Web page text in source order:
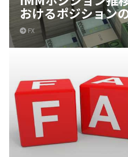
おけるポジション
FX